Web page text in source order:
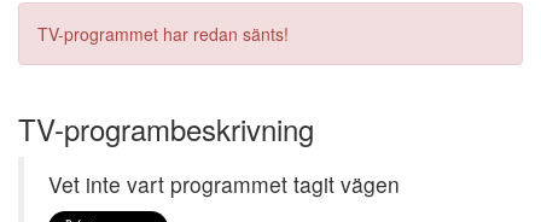
TV-programmet har redan sänts!
TV-programbeskrivning
Vet inte vart programmet tagit vägen